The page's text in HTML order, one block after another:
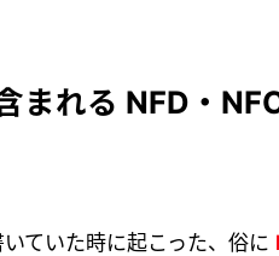
れる NFD・
ていた時に起こった、俗に